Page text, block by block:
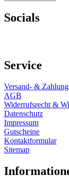
Socials
Service
Versand- &
AGB
Widerrufsrecht &
Datenschutz
Impressum
Gutscheine
Kontaktformular
Sitemap